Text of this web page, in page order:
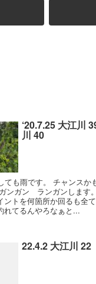
‘20.7.25 大江川
川 40
ても雨です。 チャンスか
ンガン ランガンします
ントを何箇所か回るも全
れてるんやろなぁと...
22.4.2 大江川 22